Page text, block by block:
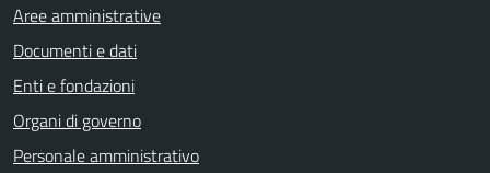
Aree amministrative
Documenti e dati
Enti e fondazioni
Organi di governo
Personale amministrativo